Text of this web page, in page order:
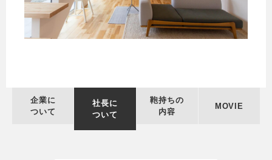
企業に
ついて
社長に
ついて
鞄持ちの
内容
MOVIE